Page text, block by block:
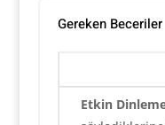
Gereken Beceriler
Etkin